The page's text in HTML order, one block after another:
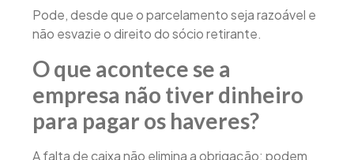
Pode, desde que o parcelamento seja razoável e
não esvazie o direito do sócio retirante.
O que acontece se a
empresa não tiver dinheiro
para pagar os haveres?
A falta de caixa não elimina a obrigação; podem